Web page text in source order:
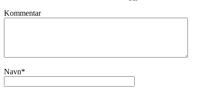
Kommentar
Navn*